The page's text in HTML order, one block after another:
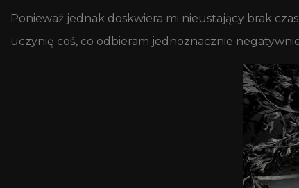
Ponieważ jednak doskwiera mi nieustający brak
uczynię coś, co odbieram jednoznacznie